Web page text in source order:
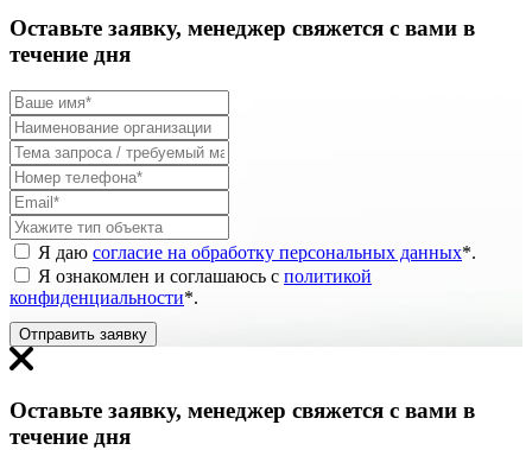
Оставьте заявку, менеджер свяжется с вами в
течение дня
Я даю согласие на обработку персональных данных*.
Я ознакомлен и соглашаюсь с политикой
конфиденциальности*.
Отправить заявку
Оставьте заявку, менеджер свяжется с вами в
течение дня